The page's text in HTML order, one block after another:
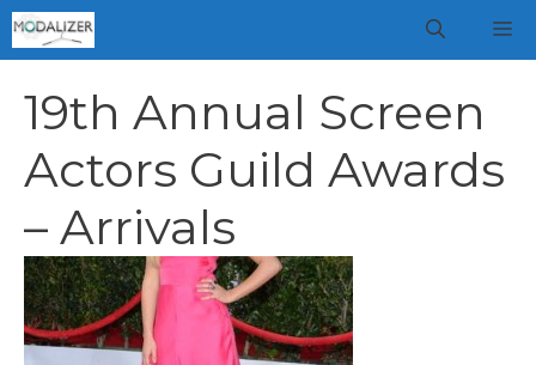
Vai
al
19th Annual Screen
Actors Guild Awards
– Arrivals